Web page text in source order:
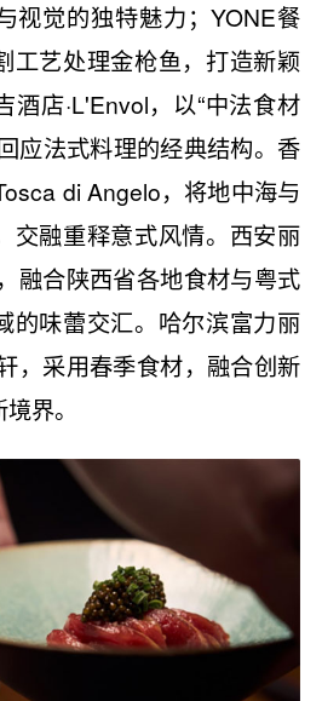
视觉的独特魅力；YONE餐
工艺处理金枪鱼，打造新颖
酒店·L'Envol，以“中法食材
应法式料理的经典结构。香
di Angelo，将地中海与
交融重释意式风情。西安丽
融合陕西省各地食材与粤式
的味蕾交汇。哈尔滨富力丽
，采用春季食材，融合创新
界。